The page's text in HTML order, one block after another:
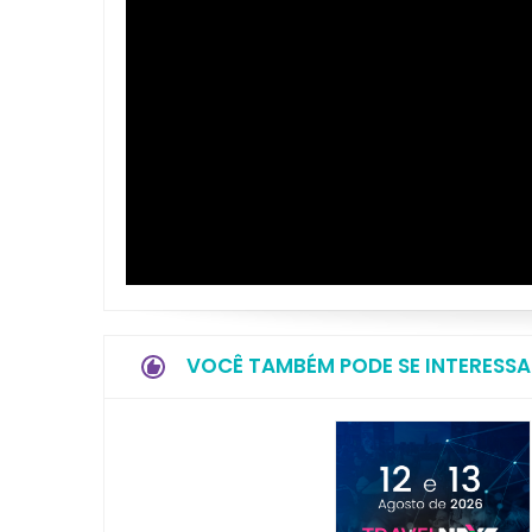
VOCÊ TAMBÉM PODE SE